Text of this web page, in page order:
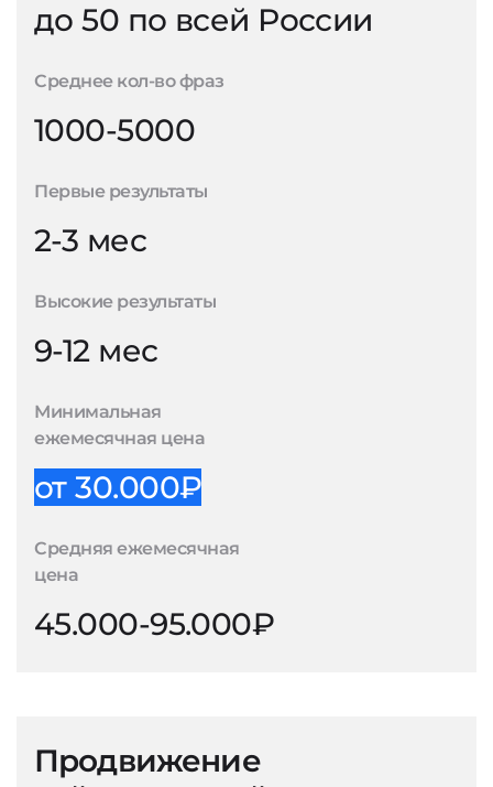
до 50 по всей России
Среднее кол-во фраз
1000-5000
Первые результаты
2-3 мес
Высокие результаты
9-12 мес
Минимальная
ежемесячная цена
от 30.000₽
Средняя ежемесячная
цена
45.000-95.000₽
Продвижение